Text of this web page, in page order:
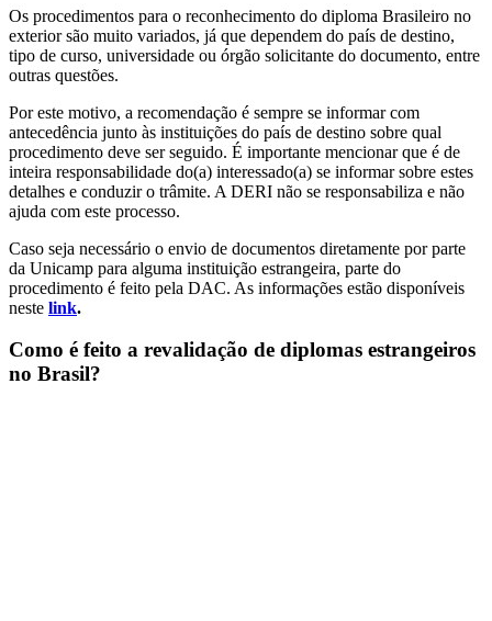
Os procedimentos para o reconhecimento do diploma Brasileiro no
exterior são muito variados, já que dependem do país de destino,
tipo de curso, universidade ou órgão solicitante do documento, entre
outras questões.
Por este motivo, a recomendação é sempre se informar com
antecedência junto às instituições do país de destino sobre qual
procedimento deve ser seguido. É importante mencionar que é de
inteira responsabilidade do(a) interessado(a) se informar sobre estes
detalhes e conduzir o trâmite. A DERI não se responsabiliza e não
ajuda com este processo.
Caso seja necessário o envio de documentos diretamente por parte
da Unicamp para alguma instituição estrangeira, parte do
procedimento é feito pela DAC. As informações estão disponíveis
neste link.
Como é feito a revalidação de diplomas estrangeiros
no Brasil?